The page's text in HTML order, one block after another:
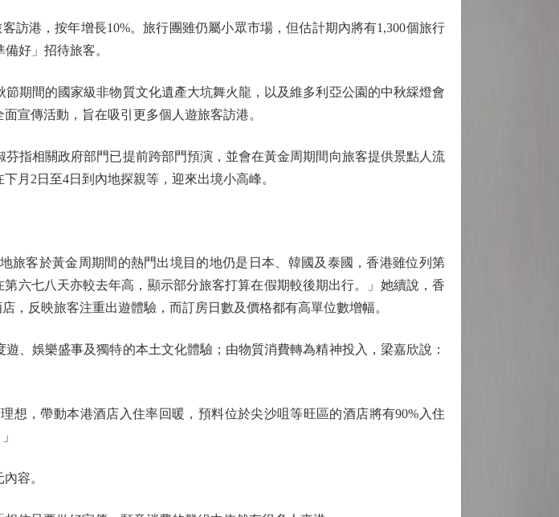
港，按年增長10%。旅行團雖仍屬小眾市場，但估計期內將有1,300個旅行
好」招待旅客。
間的國家級非物質文化遺產大坑舞火龍，以及維多利亞公園的中秋綵燈會
宣傳活動，旨在吸引更多個人遊旅客訪港。
相關政府部門已提前跨部門預演，並會在黃金周期間向旅客提供景點人流
月2日至4日到內地探親等，迎來出境小高峰。
客於黃金周期間的熱門出境目的地仍是日本、韓國及泰國，香港雖位列第
六七八天亦較去年高，顯示部分旅客打算在假期較後期出行。」她續說，香
，反映旅客注重出遊體驗，而訂房日數及價格都有高單位數增幅。
娛樂盛事及獨特的本土文化體驗；由物質消費轉為精神投入，梁嘉欣說：
，帶動本港酒店入住率回暖，預料位於尖沙咀等旺區的酒店將有90%入住
容。